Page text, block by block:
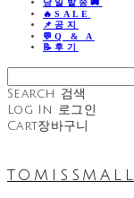
당일발송🚚
🔥SALE
📌공지
💬Q & A
📝후기
Search 검색
Log In 로그인
Cart장바구니
TOMISSMALL